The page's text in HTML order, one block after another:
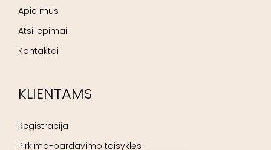
Apie mus
Atsiliepimai
Kontaktai
KLIENTAMS
Registracija
Pirkimo-pardavimo taisyklės